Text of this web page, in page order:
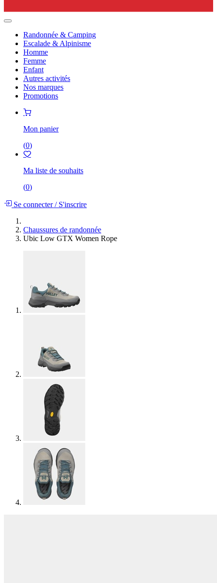
Randonnée & Camping
Escalade & Alpinisme
Homme
Femme
Enfant
Autres activités
Nos marques
Promotions
Mon panier
(0)
Ma liste de souhaits
(0)
Se connecter/S'inscrire
Chaussures de randonnée
Ubic Low GTX Women Rope